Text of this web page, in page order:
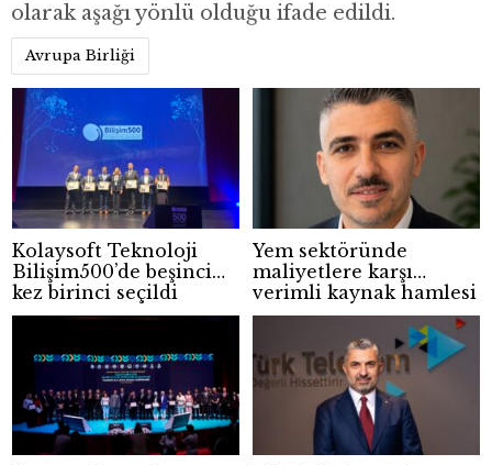
olarak aşağı yönlü olduğu ifade edildi.
Avrupa Birliği
Kolaysoft Teknoloji
Bilişim500’de beşinci
kez birinci seçildi
Yem sektöründe
maliyetlere karşı
verimli kaynak hamlesi